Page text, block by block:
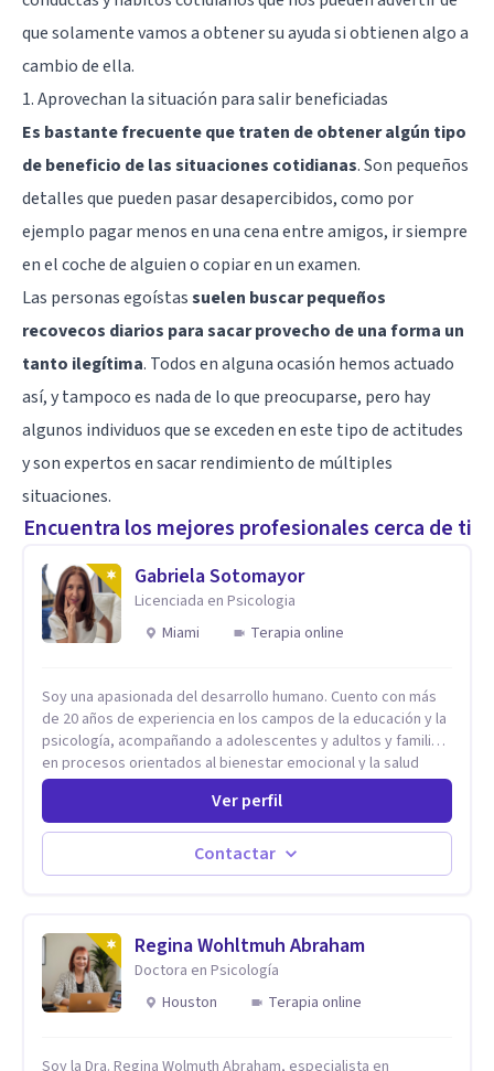
que solamente vamos a obtener su ayuda si obtienen algo a
cambio de ella.
1. Aprovechan la situación para salir beneficiadas
Es bastante frecuente que traten de obtener algún tipo
de beneficio de las situaciones cotidianas. Son pequeños
detalles que pueden pasar desapercibidos, como por
ejemplo pagar menos en una cena entre amigos, ir siempre
en el coche de alguien o copiar en un examen.
Las personas egoístassuelen buscar pequeños
recovecos diarios para sacar provecho de una forma un
tanto ilegítima. Todos en alguna ocasión hemos actuado
así, y tampoco es nada de lo que preocuparse, pero hay
algunos individuos que se exceden en este tipo de actitudes
y son expertos en sacar rendimiento de múltiples
situaciones.
Encuentra los mejores profesionales cerca de ti
Gabriela Sotomayor
Licenciada en Psicologia
Miami
Terapia online
Soy una apasionada del desarrollo humano. Cuento con más
de 20 años de experiencia en los campos de la educación y la
psicología, acompañando a adolescentes y adultos y familias
en procesos orientados al bienestar emocional y la salud
mental. Mi visión es contribuir, a través de mi trabajo, a que
las personas accedan a una vida más digna, plena y con
sentido. Considero que esto es posible cuando
desarrollamos una mayor conciencia de nuestro mundo
interior y de la manera en que nuestras experiencias influyen
basado en la comprensión, la compasión y el respeto por el
ritmo de cada persona. Integro conocimientos y herramientas
de la psicología con un enfoque informado en trauma para
ayudar a mis clientes a comprender sus conflictos internos,
Ver perfil
Contactar
Regina Wohltmuh Abraham
Doctora en Psicología
Houston
Terapia online
Soy la Dra. Regina Wolmuth Abraham, especialista en